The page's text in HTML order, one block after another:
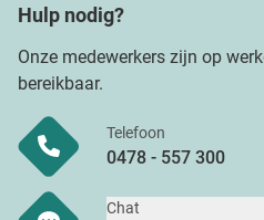
Hulp nodig?
Onze medewerkers zijn op
bereikbaar.
Telefoon
0478 - 557 300
Chat